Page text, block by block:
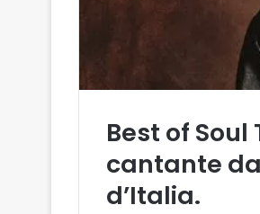
Best of
cantante
d’Italia.